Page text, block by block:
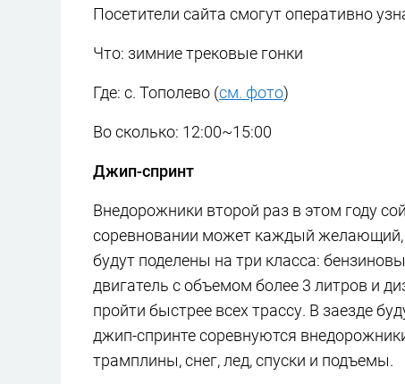
Посетители сайта смогут оперативно
Что: зимние трековые гонки
Где: с. Тополево (см. фото)
Во сколько: 12:00~15:00
Джип-спринт
Внедорожники второй раз в этом году
соревновании может каждый желающий,
будут поделены на три класса:
двигатель с объемом более 3 литров и
пройти быстрее всех трассу. В заезде
джип-спринте соревнуются
трамплины, снег, лед, спуски и подъемы.